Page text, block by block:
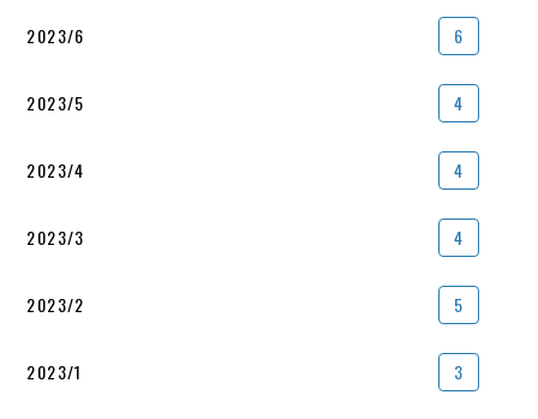
2023/6 6
2023/5 4
2023/4 4
2023/3 4
2023/2 5
2023/1 3